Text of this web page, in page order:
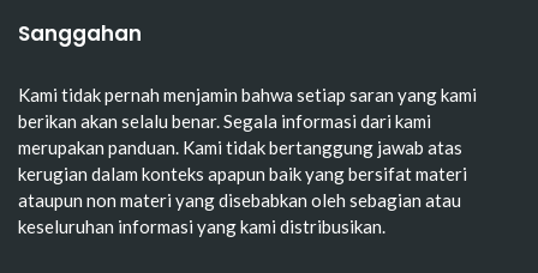
Sanggahan
Kami tidak pernah menjamin bahwa setiap saran yang kami
berikan akan selalu benar. Segala informasi dari kami
merupakan panduan. Kami tidak bertanggung jawab atas
kerugian dalam konteks apapun baik yang bersifat materi
ataupun non materi yang disebabkan oleh sebagian atau
keseluruhan informasi yang kami distribusikan.